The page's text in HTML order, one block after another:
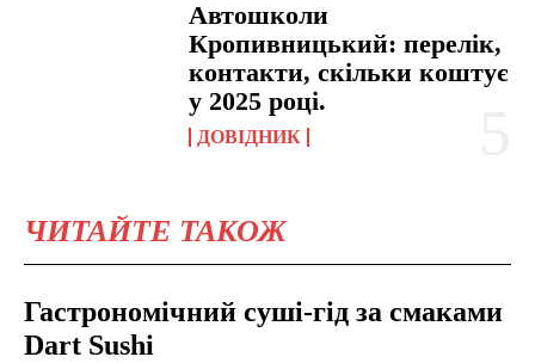
Автошколи
Кропивницький: перелік,
контакти, скільки коштує
у 2025 році.
ДОВІДНИК
ЧИТАЙТЕ ТАКОЖ
Гастрономічний суші-гід за смаками
Dart Sushi